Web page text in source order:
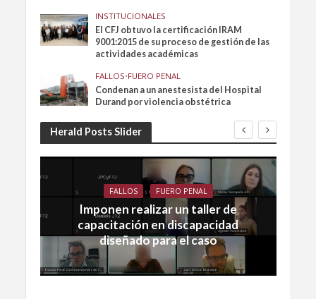
INSTITUCIONALES
El CFJ obtuvo la certificación IRAM
9001:2015 de su proceso de gestión de las
actividades académicas
FALLOS•FUERO PENAL
Condenan a un anestesista del Hospital
Durand por violencia obstétrica
Herald Posts Slider
FALLOS FUERO PENAL
Imponen realizar un taller de
capacitación en discapacidad
diseñado para el caso